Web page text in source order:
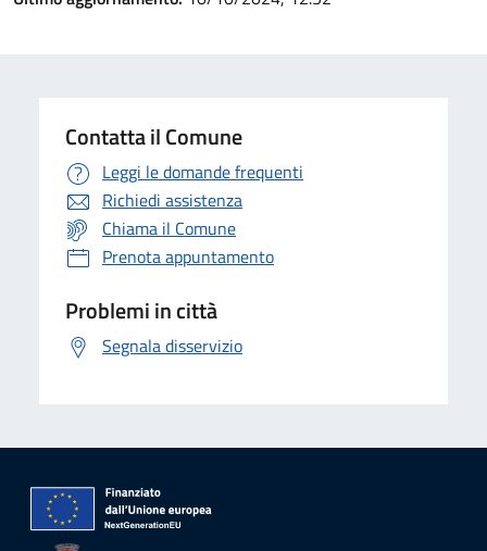
Contatta il Comune
Leggi le domande frequenti
Richiedi assistenza
Chiama il Comune
Prenota appuntamento
Problemi in città
Segnala disservizio